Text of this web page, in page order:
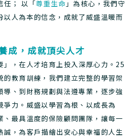
任； 以「尊重生命 」為核心，我們守
以人為本的信念，成就了威盛溫暖而
成，成就頂尖人才
」，在人才培育上投入深厚心力。25
的教育訓練，我們建立完整的學習架
導、到財務規劃與法遵專業，逐步強
爭力。威盛以學習為根、以成長為
、最具溫度的保險顧問團隊，讓每一
誠，為客戶描繪出安心與幸福的人生